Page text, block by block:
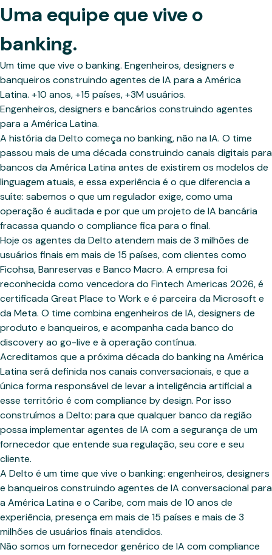
Uma equipe que vive o
banking.
Um time que vive o banking. Engenheiros, designers e
banqueiros construindo agentes de IA para a América
Latina. +10 anos, +15 países, +3M usuários.
Engenheiros, designers e bancários construindo agentes
para a América Latina.
A história da Delto começa no banking, não na IA. O time
passou mais de uma década construindo canais digitais para
bancos da América Latina antes de existirem os modelos de
linguagem atuais, e essa experiência é o que diferencia a
suíte: sabemos o que um regulador exige, como uma
operação é auditada e por que um projeto de IA bancária
fracassa quando o compliance fica para o final.
Hoje os agentes da Delto atendem mais de 3 milhões de
usuários finais em mais de 15 países, com clientes como
Ficohsa, Banreservas e Banco Macro. A empresa foi
reconhecida como vencedora do Fintech Americas 2026, é
certificada Great Place to Work e é parceira da Microsoft e
da Meta. O time combina engenheiros de IA, designers de
produto e banqueiros, e acompanha cada banco do
discovery ao go-live e à operação contínua.
Acreditamos que a próxima década do banking na América
Latina será definida nos canais conversacionais, e que a
única forma responsável de levar a inteligência artificial a
esse território é com compliance by design. Por isso
construímos a Delto: para que qualquer banco da região
possa implementar agentes de IA com a segurança de um
fornecedor que entende sua regulação, seu core e seu
cliente.
A Delto é um time que vive o banking: engenheiros, designers
e banqueiros construindo agentes de IA conversacional para
a América Latina e o Caribe, com mais de 10 anos de
experiência, presença em mais de 15 países e mais de 3
milhões de usuários finais atendidos.
Não somos um fornecedor genérico de IA com compliance